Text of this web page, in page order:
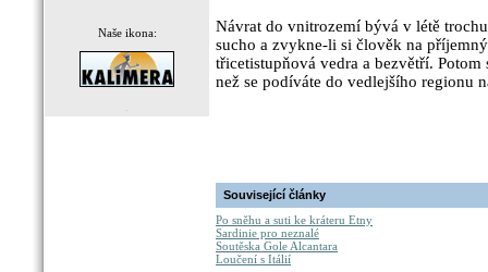
Naše ikona:
Návrat do vnitrozemí bývá v létě
sucho a zvykne-li si člověk na
třicetistupňová vedra a bezvětří.
než se podíváte do vedlejšího regionu
Související články
Po sněhu a suti ke kráteru Etny
Sardinie pro neznalé
Soutěska Gole Alcantara
Loučení s Itálií